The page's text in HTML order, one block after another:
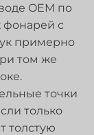
OEM по
фонарей с
примерно
том же
точки
только
толстую